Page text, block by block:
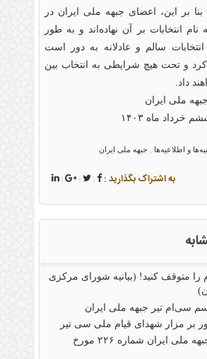
بنا بر این، اعضای جبهه ملی ایران در
انتخابات بر آن نهاده‌اند و به طور
سالم و عادلانه به دور است
و تحت هیچ شرایطی به انتخاب بین
داد.
ملی ایران
ماه ۱۴۰۳
و اطلاعیه‌ها جبهه ملی ایران
به اشتراک بگذارید : |
|
|
را متوقف کنید! (بیانیه شورای مرکزی
سی‌ام تیر جبهه ملی ایران
بر مزار شهدای قیام ملی سی تیر
نشریه پیام جبهه ملی ایران شماره ۲۲۶ مورخ